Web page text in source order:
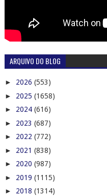
ARQUIVO DO BLOG
► 2026 (553)
► 2025 (1658)
► 2024 (616)
► 2023 (687)
► 2022 (772)
► 2021 (838)
► 2020 (987)
► 2019 (1115)
► 2018 (1314)